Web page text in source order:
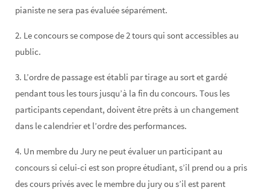
pianiste ne sera pas évaluée séparément.
2. Le concours se compose de 2 tours qui sont accessibles au
public.
3. L’ordre de passage est établi par tirage au sort et gardé
pendant tous les tours jusqu’à la fin du concours. Tous les
participants cependant, doivent être prêts à un changement
dans le calendrier et l’ordre des performances.
4. Un membre du Jury ne peut évaluer un participant au
concours si celui-ci est son propre étudiant, s’il prend ou a pris
des cours privés avec le membre du jury ou s’il est parent